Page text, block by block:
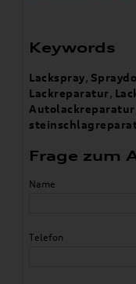
Keywords
Lackspray,
Lackreparatur,
Autolackreparatur
Frage zum
Name
Telefon